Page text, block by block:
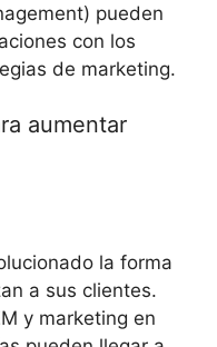
pueden
con⁤ los
de ‍marketing.
aumentar
la forma​
a ‌sus clientes.
y marketing en